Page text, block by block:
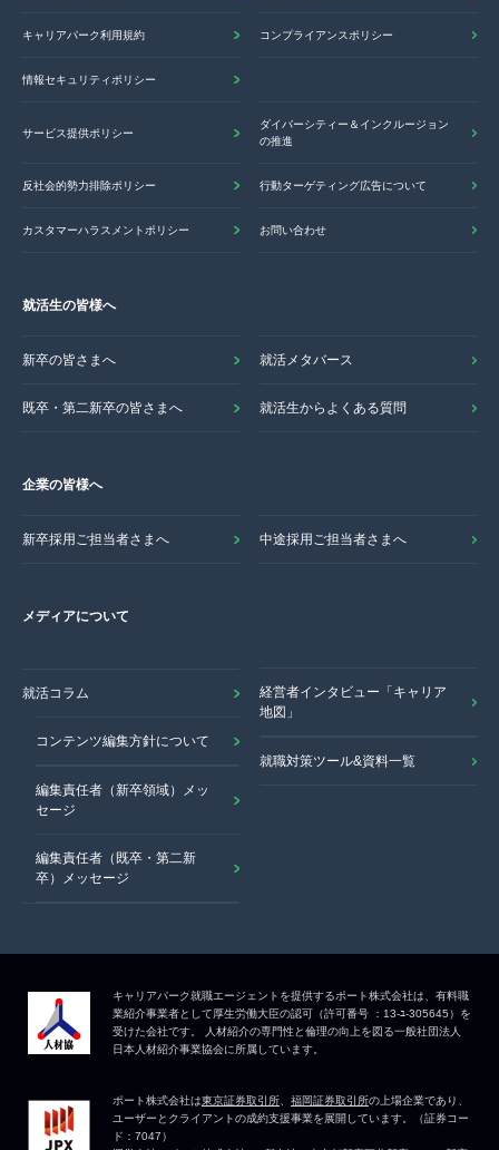
キャリアパーク利用規約 コンプライアンスポリシー
情報セキュリティポリシー
サービス提供ポリシー
ダイバーシティー＆インクルージョン
の推進
反社会的勢力排除ポリシー 行動ターゲティング広告について
カスタマーハラスメントポリシー お問い合わせ
就活生の皆様へ
新卒の皆さまへ 就活メタバース
既卒・第二新卒の皆さまへ 就活生からよくある質問
企業の皆様へ
新卒採用ご担当者さまへ 中途採用ご担当者さまへ
メディアについて
就活コラム
コンテンツ編集方針について
編集責任者（新卒領域）メッ
セージ
編集責任者（既卒・第二新
卒）メッセージ
経営者インタビュー「キャリア
地図」
就職対策ツール&資料一覧